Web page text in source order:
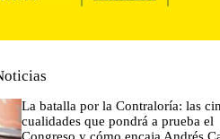
La batalla por la Contraloría: las
cualidades que pondrá a prueba el